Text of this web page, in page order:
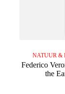
NATUUR &
Federico
the